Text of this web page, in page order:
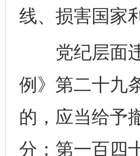
线、损害国家
党纪层面违
例》第二十九
的，应当给予
分；第一百四